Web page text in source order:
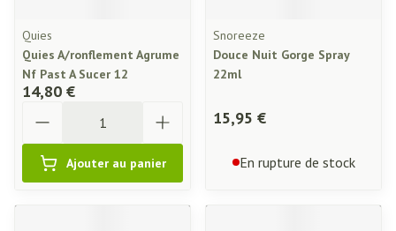
Quies
Quies A/ronflement Agrume
Nf Past A Sucer 12
14,80 €
Ajouter au panier
Snoreeze
Douce Nuit Gorge Spray
22ml
15,95 €
En rupture de stock